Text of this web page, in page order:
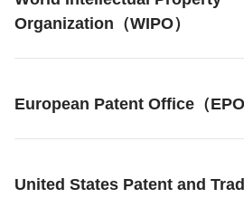
Organization（WIPO）
European Patent Office（EPO
United States Patent and